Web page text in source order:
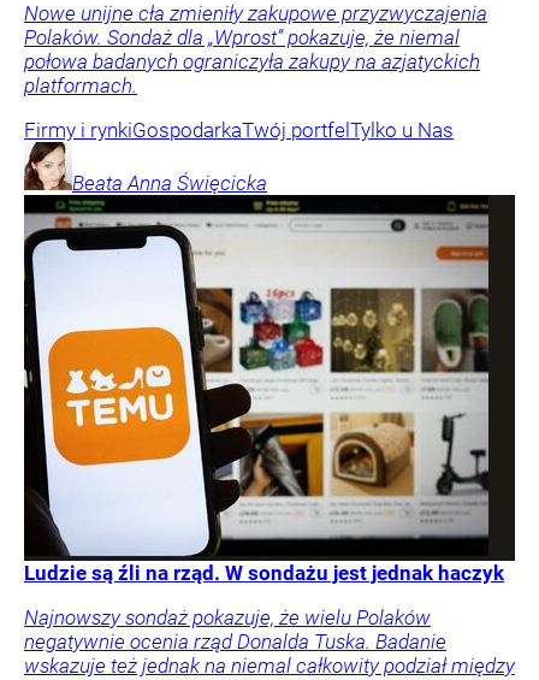
Nowe unijne cła zmieniły zakupowe przyzwyczajenia
Polaków. Sondaż dla „Wprost” pokazuje, że niemal
połowa badanych ograniczyła zakupy na azjatyckich
platformach.
Firmy i rynkiGospodarkaTwój portfel Tylko u Nas
Beata Anna Święcicka
Ludzie są źli na rząd. W sondażu jest jednak haczyk
Najnowszy sondaż pokazuje, że wielu Polaków
negatywnie ocenia rząd Donalda Tuska. Badanie
wskazuje też jednak na niemal całkowity podział między